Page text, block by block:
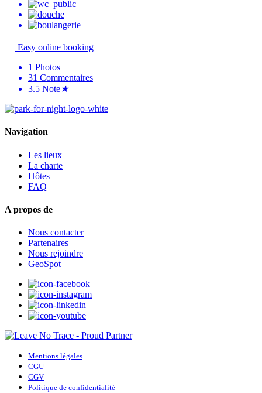
Easy online booking
1 Photos
31 Commentaires
3.5 Note★
Navigation
Les lieux
La charte
Hôtes
FAQ
A propos de
Nous contacter
Partenaires
Nous rejoindre
GeoSpot
Mentions légales
CGU
CGV
Politique de confidentialité